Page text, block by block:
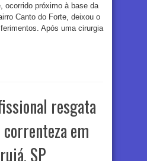
ocorrido próximo à base da
Canto do Forte, deixou o
Após uma cirurgia
resgata
em
SP